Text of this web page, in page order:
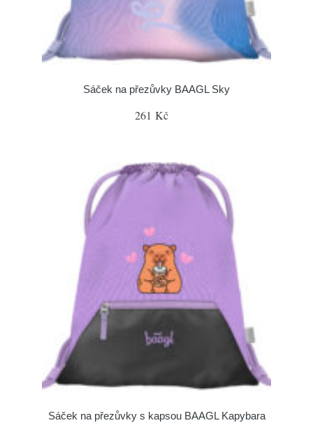
Sáček na přezůvky BAAGL Sky
261 Kč
Sáček na přezůvky s kapsou BAAGL Kapybara